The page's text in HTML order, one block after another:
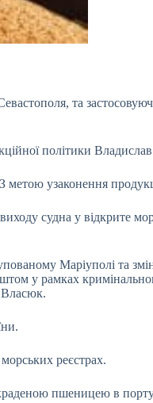
та
політики
узаконення
судна у відкрите
Маріуполі та
у рамках
Власюк.
реєстрах.
пшеницею в